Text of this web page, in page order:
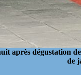
après dégustation
de